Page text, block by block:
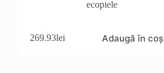
ecopiele
269.93lei Adaugă în coș